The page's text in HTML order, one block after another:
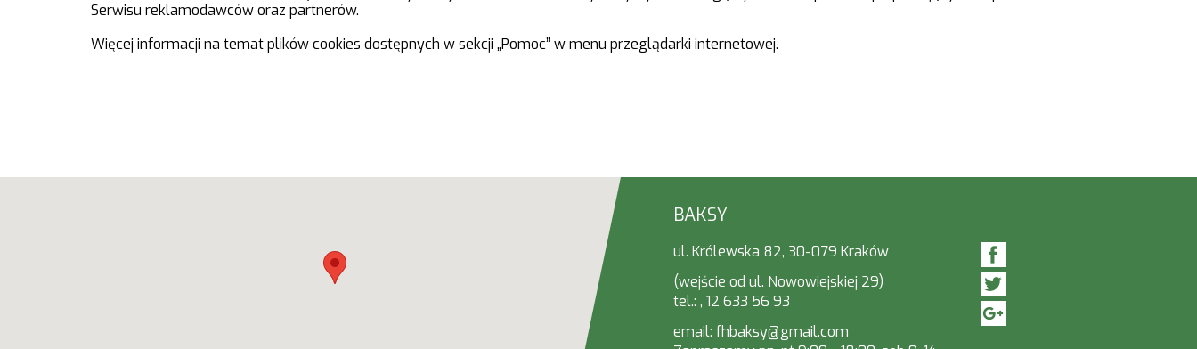
Serwisu reklamodawców oraz partnerów.
Więcej informacji na temat plików cookies dostępnych w sekcji „Pomoc” w menu przeglądarki internetowej.
BAKSY
ul. Królewska 82, 30-079 Kraków
(wejście od ul. Nowowiejskiej 29)
tel.: , 12 633 56 93
email: fhbaksy@gmail.com